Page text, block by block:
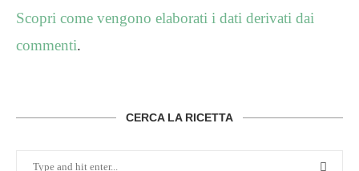
Scopri come vengono elaborati i dati derivati dai
commenti.
CERCA LA RICETTA